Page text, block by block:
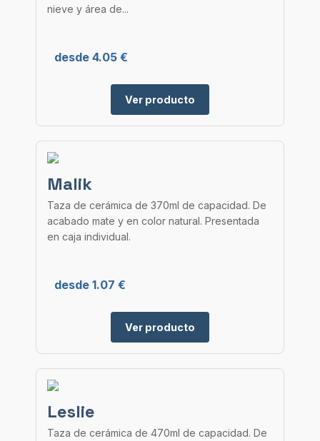
nieve y área de...
desde 4.05 €
Ver producto
Malik
Taza de cerámica de 370ml de capacidad. De
acabado mate y en color natural. Presentada
en caja individual.
desde 1.07 €
Ver producto
Leslie
Taza de cerámica de 470ml de capacidad. De